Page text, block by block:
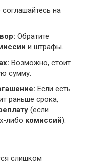
соглашайтесь на
Обратите
и штрафы.
Возможно, стоит
сумму.
Если есть
раньше срока,
(если
либо комиссий).
слишком